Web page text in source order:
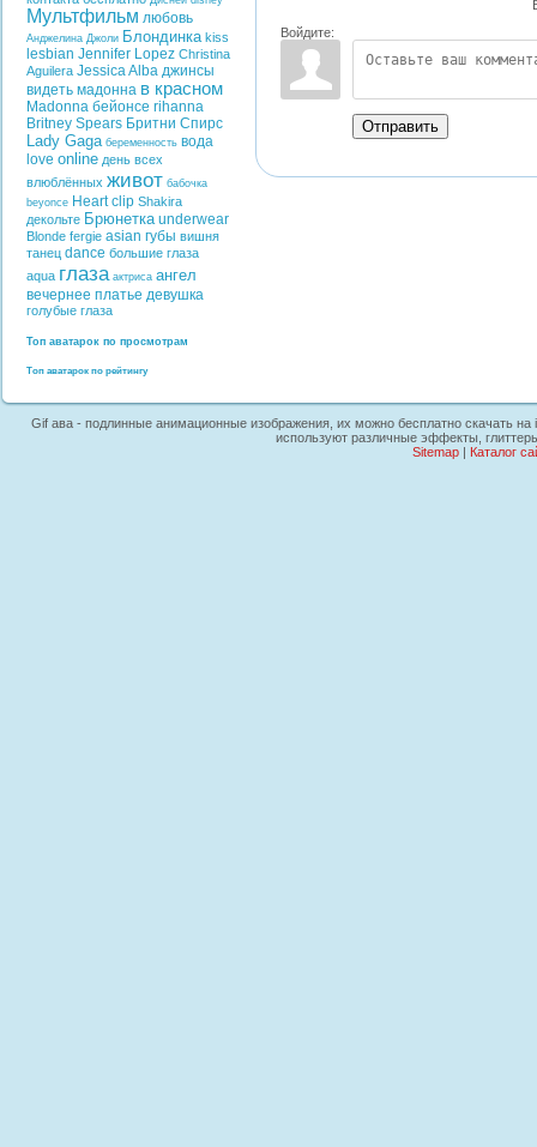
Мультфильм любовь
Анджелина Джоли Блондинка kiss
lesbian Jennifer Lopez Christina
Aguilera Jessica Alba джинсы
видеть мадонна в красном
Madonna бейонсе rihanna
Britney Spears Бритни Спирс
Lady Gaga беременность вода
love online день всех
влюблённых живот бабочка
beyonce Heart clip Shakira
декольте Брюнетка underwear
Blonde fergie asian губы вишня
танец dance большие глаза
aqua глаза актриса ангел
вечернее платье девушка
голубые глаза
Топ аватарок по просмотрам
Топ аватарок по рейтингу
Войдите:
Отправить
Gif ава - подлинные анимационные изображения, их можно бесплатно скачать на
используют различные эффекты,
Sitemap| Каталог